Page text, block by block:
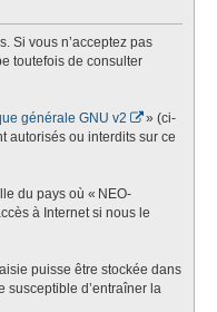
Si vous n’acceptez pas
toutefois de consulter
générale GNU v2
» (ci-
autorisés ou interdits sur ce
du pays où « NEO-
à Internet si nous le
puisse être stockée dans
susceptible d’entraîner la